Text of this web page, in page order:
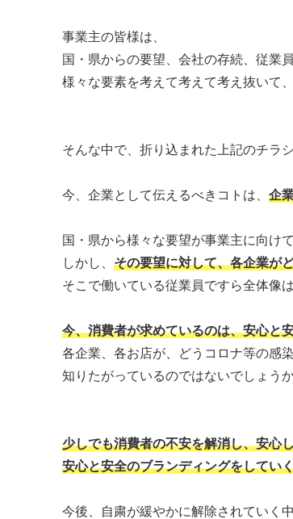
事業主の皆様は、
国・県からの要望、会社の存続、従業
様々な要素を考えて考えて考え抜いて
そんな中で、折り込まれた上記のチラシ
今、企業として伝えるべきコトは、 企
国・県から様々な要望が事業主に向け
しかし、 その要望に対して、各企業が
そこで働いている従業員ですら全体像
今、消費者が求めているのは、安心と
各企業、各お店が、どうコロナ等の感
知りたがっているのではないでしょうか
少しでも消費者の不安を解消し、安心
安心と安全のブランディングをしてい
今後、自粛が緩やかに解除されていく